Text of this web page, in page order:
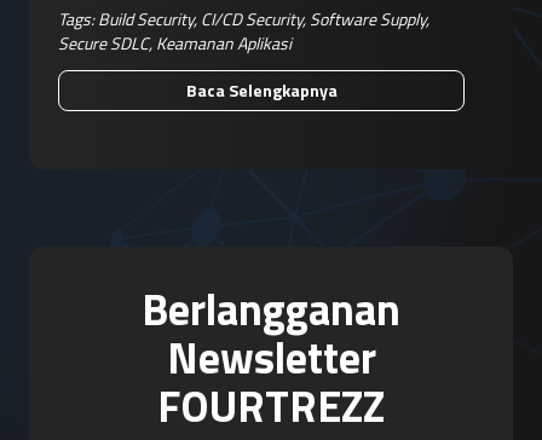
Tags:Build Security,CI/CD Security,Software Supply,
Secure SDLC,Keamanan Aplikasi
Baca Selengkapnya
Berlangganan
Newsletter
FOURTREZZ